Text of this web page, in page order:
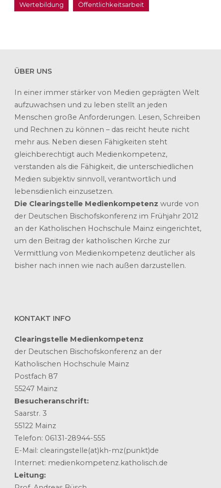
Wertebildung Öffentlichkeitsarbeit
ÜBER UNS
In einer immer stärker von Medien geprägten Welt
aufzuwachsen und zu leben stellt an jeden
Menschen große Anforderungen. Lesen, Schreiben
und Rechnen zu können – das reicht heute nicht
mehr aus. Neben diesen Fähigkeiten steht
gleichberechtigt auch Medienkompetenz,
verstanden als die Fähigkeit, die unterschiedlichen
Medien subjektiv sinnvoll, verantwortlich und
lebensdienlich einzusetzen.
Die Clearingstelle Medienkompetenz wurde von
der Deutschen Bischofskonferenz im Frühjahr 2012
an der Katholischen Hochschule Mainz eingerichtet,
um den Beitrag der katholischen Kirche zur
Vermittlung von Medienkompetenz deutlicher als
bisher nach innen wie nach außen darzustellen.
KONTAKT INFO
Clearingstelle Medienkompetenz
der Deutschen Bischofskonferenz an der
Katholischen Hochschule Mainz
Postfach 87
55247 Mainz
Besucheranschrift:
Saarstr. 3
55122 Mainz
Telefon: 06131-28944-555
E-Mail: clearingstelle(at)kh-mz(punkt)de
Internet: medienkompetenz.katholisch.de
Leitung: